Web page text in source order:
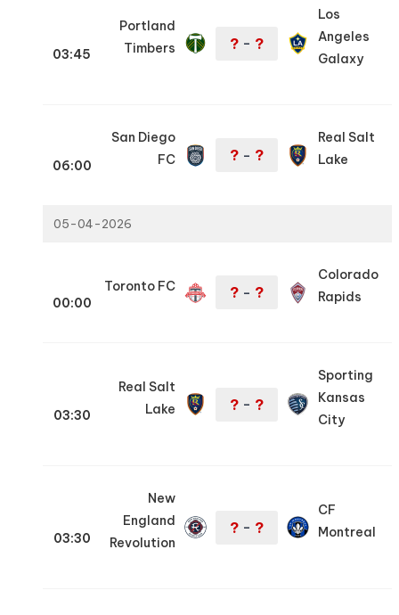
03:45
Portland
Timbers
? – ?
Los
Angeles
Galaxy
06:00
San Diego
FC
? – ?
Real Salt
Lake
05-04-2026
00:00
Toronto FC ? – ?
Colorado
Rapids
03:30
Real Salt
Lake
? – ?
Sporting
Kansas
City
03:30
New
England
Revolution
? – ?
CF
Montreal